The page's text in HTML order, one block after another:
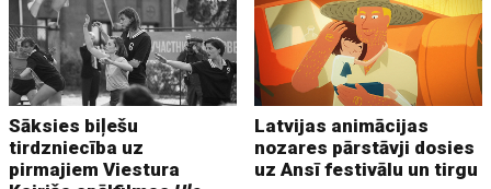
Sāksies biļešu
tirdzniecība uz
pirmajiem Viestura
Latvijas animācijas
nozares pārstāvji dosies
uz Ansī festivālu un tirgu